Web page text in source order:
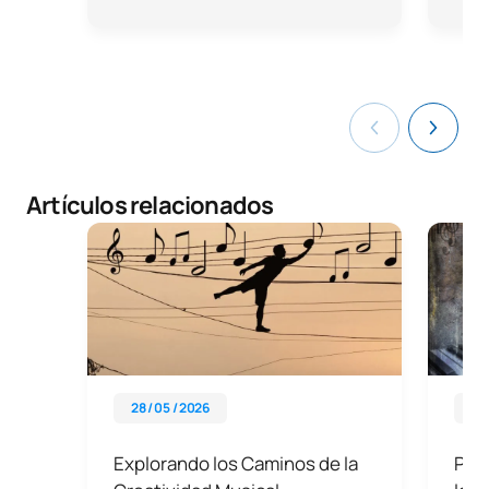
Artículos relacionados
28 / 05 / 2026
Explorando los Caminos de la